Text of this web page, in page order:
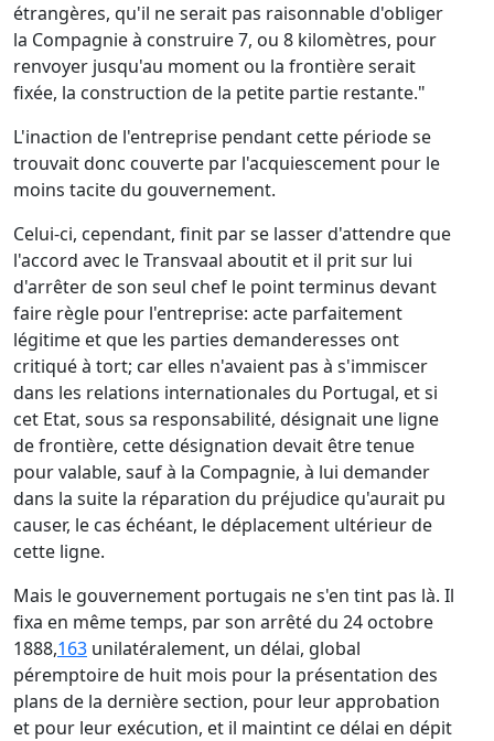
étrangères, qu'il ne serait pas raisonnable d'obliger
la Compagnie à construire 7, ou 8 kilomètres, pour
renvoyer jusqu'au moment ou la frontière serait
fixée, la construction de la petite partie restante."
L'inaction de l'entreprise pendant cette période se
trouvait donc couverte par l'acquiescement pour le
moins tacite du gouvernement.
Celui-ci, cependant, finit par se lasser d'attendre que
l'accord avec le Transvaal aboutit et il prit sur lui
d'arrêter de son seul chef le point terminus devant
faire règle pour l'entreprise: acte parfaitement
légitime et que les parties demanderesses ont
critiqué à tort; car elles n'avaient pas à s'immiscer
dans les relations internationales du Portugal, et si
cet Etat, sous sa responsabilité, désignait une ligne
de frontière, cette désignation devait être tenue
pour valable, sauf à la Compagnie, à lui demander
dans la suite la réparation du préjudice qu'aurait pu
causer, le cas échéant, le déplacement ultérieur de
cette ligne.
Mais le gouvernement portugais ne s'en tint pas là. Il
fixa en même temps, par son arrêté du 24 octobre
1888,163 unilatéralement, un délai, global
péremptoire de huit mois pour la présentation des
plans de la dernière section, pour leur approbation
et pour leur exécution, et il maintint ce délai en dépit